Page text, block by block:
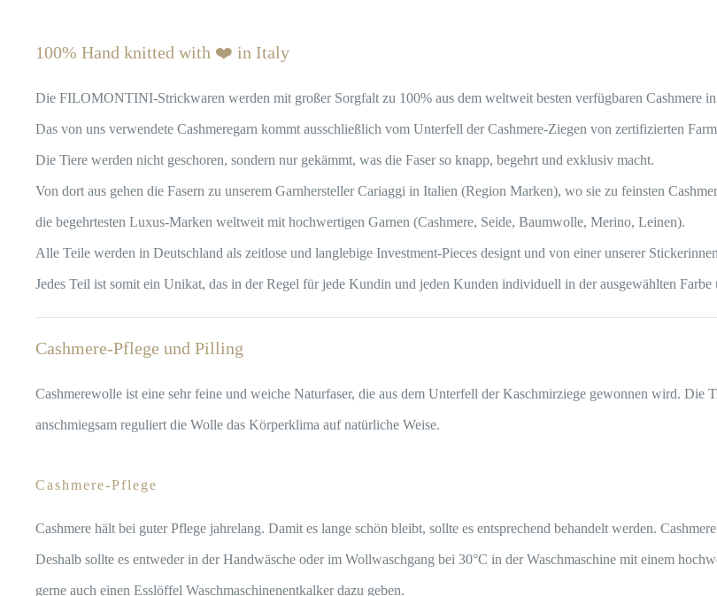
100% Hand knitted with ❤️ in Italy
Die FILOMONTINI-Strickwaren werden mit großer Sorgfalt zu 100% aus dem weltweit besten verfügbaren Cashmere
Das von uns verwendete Cashmeregarn kommt ausschließlich vom Unterfell der Cashmere-Ziegen von zertifizierten
Die Tiere werden nicht geschoren, sondern nur gekämmt, was die Faser so knapp, begehrt und exklusiv macht.
Von dort aus gehen die Fasern zu unserem Garnhersteller Cariaggi in Italien (Region Marken), wo sie zu feinsten
die begehrtesten Luxus-Marken weltweit mit hochwertigen Garnen (Cashmere, Seide, Baumwolle, Merino, Leinen).
Alle Teile werden in Deutschland als zeitlose und langlebige Investment-Pieces designt und von einer unserer
Jedes Teil ist somit ein Unikat, das in der Regel für jede Kundin und jeden Kunden individuell in der ausgewählten
Cashmere-Pflege und Pilling
Cashmerewolle ist eine sehr feine und weiche Naturfaser, die aus dem Unterfell der Kaschmirziege gewonnen wird. Die
anschmiegsam reguliert die Wolle das Körperklima auf natürliche Weise.
Cashmere-Pflege
Cashmere hält bei guter Pflege jahrelang. Damit es lange schön bleibt, sollte es entsprechend behandelt werden.
Deshalb sollte es entweder in der Handwäsche oder im Wollwaschgang bei 30°C in der Waschmaschine mit einem
gerne auch einen Esslöffel Waschmaschinenentkalker dazu geben.